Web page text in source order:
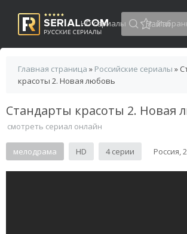
HD сериалы
Главная страница » Российские сериалы »
красоты 2. Новая любовь
Стандарты красоты 2. Новая
смотреть сериал онлайн
мелодрама HD 4 серии Россия,